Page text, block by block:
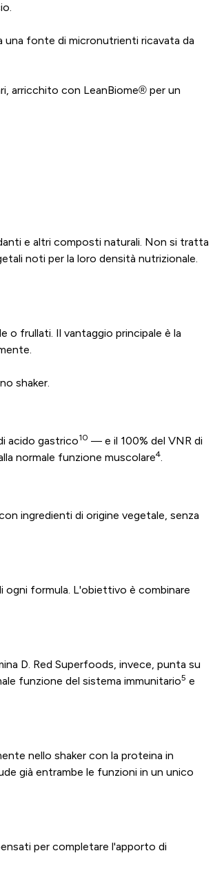
una fonte di micronutrienti ricavata da
arricchito con LeanBiome® per un
e altri composti naturali. Non si tratta
noti per la loro densità nutrizionale.
frullati. Il vantaggio principale è la
shaker.
acido gastrico10 — e il 100% del VNR di
alla normale funzione muscolare4.
ingredienti di origine vegetale, senza
ogni formula. L'obiettivo è combinare
D. Red Superfoods, invece, punta su
funzione del sistema immunitario5 e
nello shaker con la proteina in
già entrambe le funzioni in un unico
per completare l'apporto di